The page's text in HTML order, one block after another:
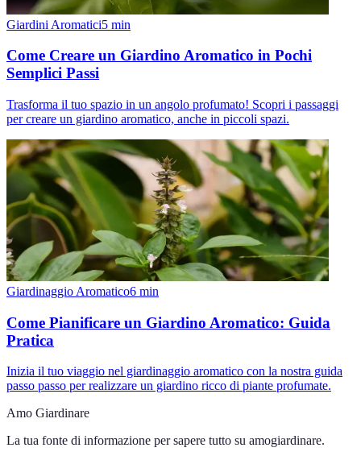
Giardini Aromatici5 min
Come Creare un Giardino Aromatico in Pochi
Semplici Passi
Trasforma il tuo spazio in un angolo profumato! Scopri i passaggi
per creare un giardino aromatico, anche in piccoli spazi.
Giardinaggio Aromatico6 min
Come Pianificare un Giardino Aromatico: Guida
Pratica
Inizia il tuo viaggio nel giardinaggio aromatico con la nostra guida
passo passo per realizzare un giardino ricco di piante profumate.
Amo Giardinare
La tua fonte di informazione per sapere tutto su amogiardinare.